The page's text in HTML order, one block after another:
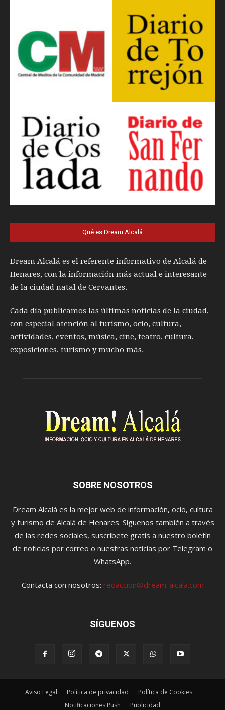
Qué es Dream Alcalá
Dream Alcalá es el referente informativo de Alcalá de
Henares, con la información más actual e interesante
de la ciudad natal de Cervantes.
Cada día publicamos las últimas noticias de la ciudad,
con especial atención al turismo, ocio, cultura,
actividades, eventos, música, cine, teatro, cultura,
exposiciones, turismo y mucho más.
SOBRE NOSOTROS
Dream Alcalá es la mejor web de información, ocio, cultura
y turismo de Alcalá de Henares. Síguenos también a través
de las redes sociales, suscríbete gratis a nuestro boletín
de noticias por correo o nuestras noticias por Telegram o
WhatsApp.
Contacta con nosotros: redaccion@dream-alcala.com
SÍGUENOS
Aviso Legal Política de privacidad
Política de Cookies
Notificaciones Push
Publicidad